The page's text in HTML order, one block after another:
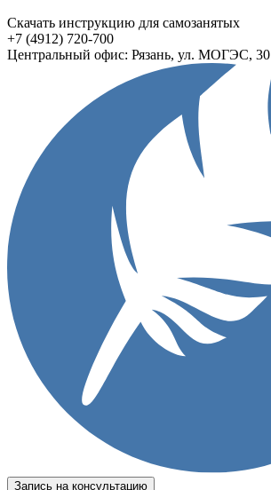
Скачать инструкцию для самозанятых
+7 (4912) 720-700
Центральный офис: Рязань, ул. МОГЭС, 30
Запись на консультацию